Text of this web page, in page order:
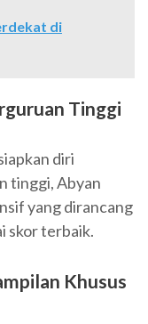
di
Tinggi
diri
tinggi, Abyan
yang dirancang
skor terbaik.
Khusus